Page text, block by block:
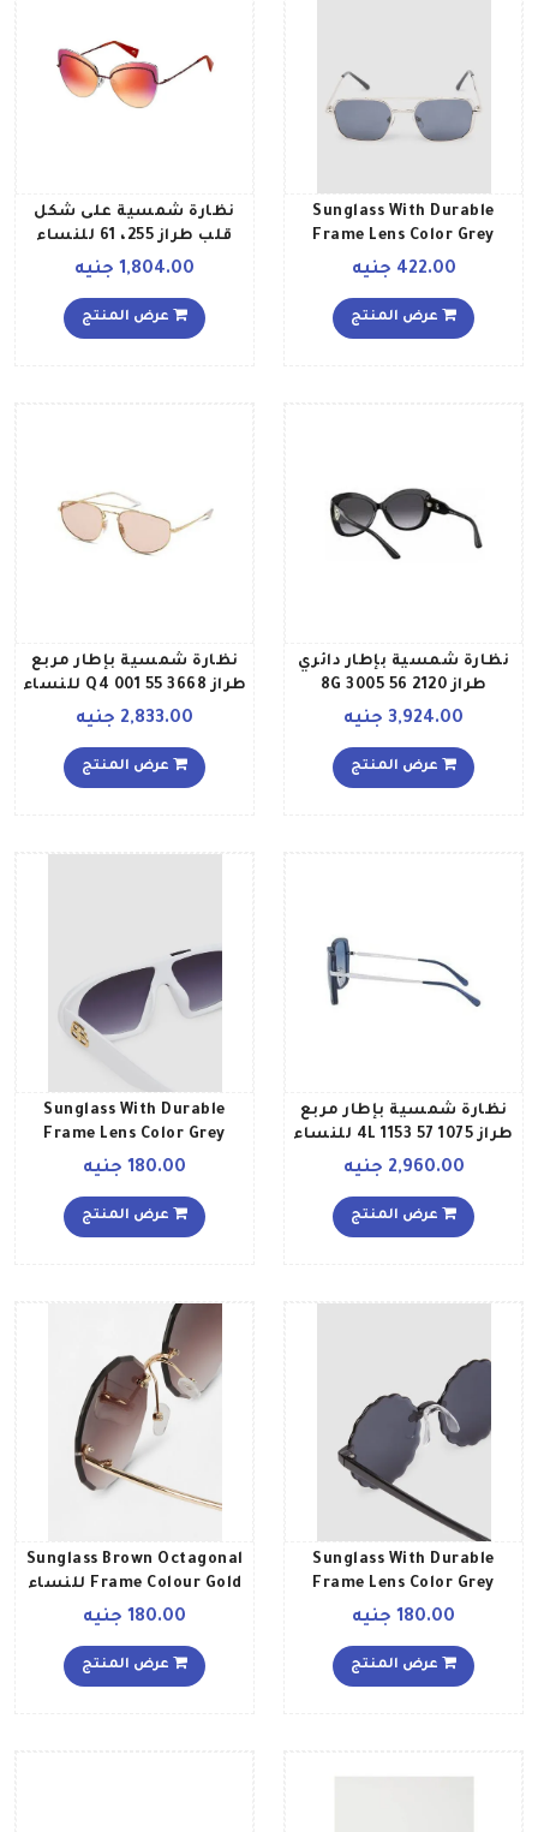
Sunglass With Durable
Frame Lens Color Grey
Frame Color Silver للنساء
422.00 جنيه
عرض المنتج
نظارة شمسية على شكل
قلب طراز 255، 61 للنساء
1,804.00 جنيه
عرض المنتج
نظارة شمسية بإطار دائري
طراز 2120 56 3005 8G
للنساء
3,924.00 جنيه
عرض المنتج
نظارة شمسية بإطار مربع
طراز 3668 55 001 Q4 للنساء
2,833.00 جنيه
عرض المنتج
نظارة شمسية بإطار مربع
طراز 1075 57 1153 4L للنساء
2,960.00 جنيه
عرض المنتج
Sunglass With Durable
Frame Lens Color Grey
Frame Color White للنساء
180.00 جنيه
عرض المنتج
Sunglass With Durable
Frame Lens Color Grey
Frame Color Black للنساء
180.00 جنيه
عرض المنتج
Sunglass Brown Octagonal
Frame Colour Gold للنساء
180.00 جنيه
عرض المنتج